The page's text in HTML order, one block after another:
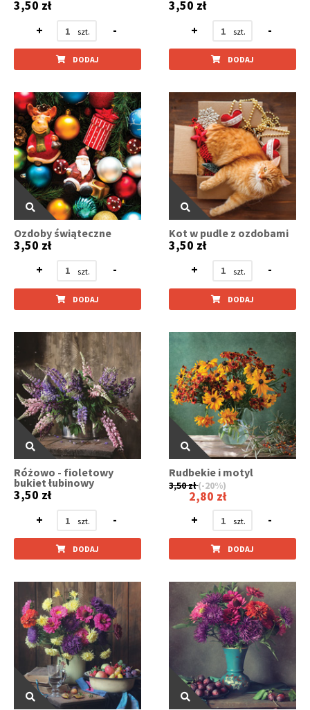
3,50 zł
+
-
DODAJ
3,50 zł
+
-
DODAJ
Ozdoby świąteczne
3,50 zł
+
-
DODAJ
Kot w pudle z ozdobami
3,50 zł
+
-
DODAJ
Różowo - fioletowy
bukiet łubinowy
3,50 zł
+
-
DODAJ
Rudbekie i motyl
3,50 zł(-20%)
2,80 zł
+
-
DODAJ